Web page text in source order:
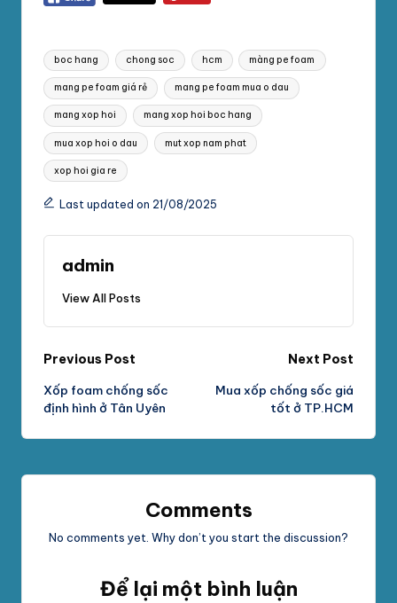
Tags:
boc hang chong soc hcm màng pe foam
mang pe foam giá rẻ mang pe foam mua o dau
mang xop hoi mang xop hoi boc hang
mua xop hoi o dau mut xop nam phat
xop hoi gia re
Last updated on 21/08/2025
admin
View All Posts
Post
navigation
Previous Post
Xốp foam chống sốc
định hình ở Tân Uyên
Next Post
Mua xốp chống sốc giá
tốt ở TP.HCM
Comments
No comments yet. Why don’t you start the discussion?
Để lại một bình luận